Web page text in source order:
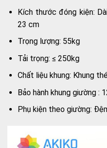
Kích thước đóng kiện:
23 cm
Trọng lượng: 55kg
Tải trọng: ≤ 250kg
Chất liệu khung: Khung
Bảo hành khung giường :
Phụ kiện theo giường: